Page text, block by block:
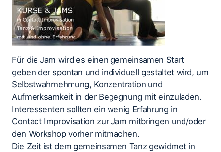
Für die Jam wird es einen gemeinsamen Start
geben der spontan und individuell gestaltet wird, um
Selbstwahrnehmung, Konzentration und
Aufmerksamkeit in der Begegnung mit einzuladen.
Interessenten sollten ein wenig Erfahrung in
Contact Improvisation zur Jam mitbringen und/oder
den Workshop vorher mitmachen.
Die Zeit ist dem gemeinsamen Tanz gewidmet in